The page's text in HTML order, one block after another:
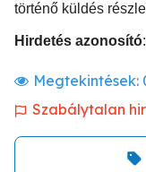
történő küldés
Hirdetés azonosító
Megtekintések:
Szabálytalan